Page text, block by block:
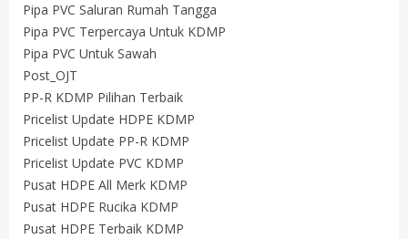
Pipa PVC Saluran Rumah Tangga
Pipa PVC Terpercaya Untuk KDMP
Pipa PVC Untuk Sawah
Post_OJT
PP-R KDMP Pilihan Terbaik
Pricelist Update HDPE KDMP
Pricelist Update PP-R KDMP
Pricelist Update PVC KDMP
Pusat HDPE All Merk KDMP
Pusat HDPE Rucika KDMP
Pusat HDPE Terbaik KDMP